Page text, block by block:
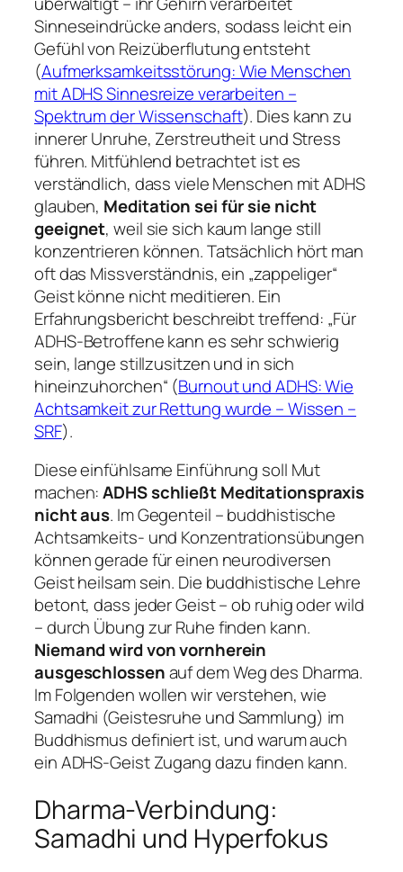
Sinneseindrücke anders, sodass leicht ein
Gefühl von Reizüberflutungentsteht
(Aufmerksamkeitsstörung: Wie Menschen
mit ADHS Sinnesreize verarbeiten –
Spektrum der Wissenschaft). Dies kann zu
innerer Unruhe, Zerstreutheit und Stress
führen. Mitfühlend betrachtet ist es
verständlich, dass viele Menschen mit ADHS
glauben, Meditation sei für sie nicht
geeignet, weil sie sich kaum lange still
konzentrieren können. Tatsächlich hört man
oft das Missverständnis, ein „zappeliger“
Geist könne nicht meditieren. Ein
Erfahrungsbericht beschreibt treffend: „Für
ADHS-Betroffene kann es sehr schwierig
sein, lange stillzusitzen und in sich
hineinzuhorchen“ (Burnout und ADHS: Wie
Achtsamkeit zur Rettung wurde – Wissen –
SRF).
Diese einfühlsame Einführung soll Mut
machen:ADHS schließt Meditationspraxis
nicht aus. Im Gegenteil – buddhistische
Achtsamkeits- und Konzentrationsübungen
können gerade für einen neurodiversen
Geist heilsam sein. Die buddhistische Lehre
betont, dass jeder Geist – ob ruhig oder wild
– durch Übung zur Ruhe finden kann.
Niemand wird von vornherein
ausgeschlossenauf dem Weg des Dharma.
Im Folgenden wollen wir verstehen, wie
Samadhi (Geistesruhe und Sammlung) im
Buddhismus definiert ist, und warum auch
ein ADHS-Geist Zugang dazu finden kann.
Dharma-Verbindung:
Samadhi und Hyperfokus